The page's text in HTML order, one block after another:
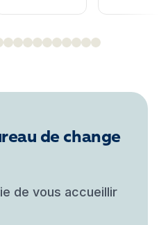
de change
de vous accueillir